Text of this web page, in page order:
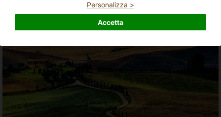
Personalizza >
Accetta
Camere in Agriturismo in Sardegna